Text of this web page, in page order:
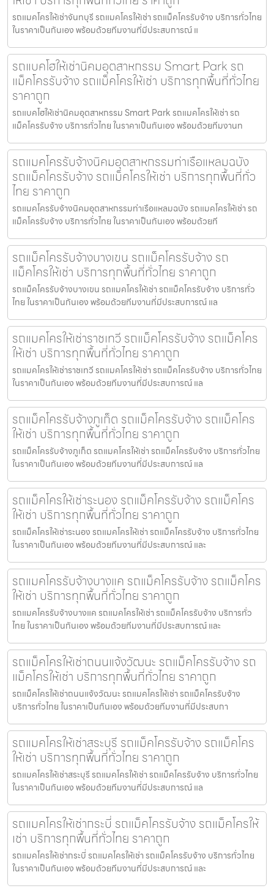
รถแมคโครให้เช่าจันทบุรี รถแมคโครให้เช่า รถแม็คโครรับจ้าง บริการทั่วไทย
ในราคาเป็นกันเอง พร้อมด้วยทีมงานที่มีประสบการณ์ แ
รถแบคโฮให้เช่านิคมอุตสาหกรรม Smart Park รถ
แม็คโครรับจ้าง รถแม็คโครให้เช่า บริการทุกพื้นที่ทั่วไทย
ราคาถูก
รถแบคโฮให้เช่านิคมอุตสาหกรรม Smart Park รถแมคโครให้เช่า รถ
แม็คโครรับจ้าง บริการทั่วไทย ในราคาเป็นกันเอง พร้อมด้วยทีมงานท
รถแมคโครรับจ้างนิคมอุตสาหกรรมท่าเรือแหลมฉบัง
รถแม็คโครรับจ้าง รถแม็คโครให้เช่า บริการทุกพื้นที่ทั่ว
ไทย ราคาถูก
รถแมคโครรับจ้างนิคมอุตสาหกรรมท่าเรือแหลมฉบัง รถแมคโครให้เช่า รถ
แม็คโครรับจ้าง บริการทั่วไทย ในราคาเป็นกันเอง พร้อมด้วยที
รถแม็คโครรับจ้างบางเขน รถแม็คโครรับจ้าง รถ
แม็คโครให้เช่า บริการทุกพื้นที่ทั่วไทย ราคาถูก
รถแม็คโครรับจ้างบางเขน รถแมคโครให้เช่า รถแม็คโครรับจ้าง บริการทั่ว
ไทย ในราคาเป็นกันเอง พร้อมด้วยทีมงานที่มีประสบการณ์ แล
รถแมคโครให้เช่าราชเทวี รถแม็คโครรับจ้าง รถแม็คโคร
ให้เช่า บริการทุกพื้นที่ทั่วไทย ราคาถูก
รถแมคโครให้เช่าราชเทวี รถแมคโครให้เช่า รถแม็คโครรับจ้าง บริการทั่วไทย
ในราคาเป็นกันเอง พร้อมด้วยทีมงานที่มีประสบการณ์ แล
รถแม็คโครรับจ้างภูเก็ต รถแม็คโครรับจ้าง รถแม็คโคร
ให้เช่า บริการทุกพื้นที่ทั่วไทย ราคาถูก
รถแม็คโครรับจ้างภูเก็ต รถแมคโครให้เช่า รถแม็คโครรับจ้าง บริการทั่วไทย
ในราคาเป็นกันเอง พร้อมด้วยทีมงานที่มีประสบการณ์ แล
รถแม็คโครให้เช่าระนอง รถแม็คโครรับจ้าง รถแม็คโคร
ให้เช่า บริการทุกพื้นที่ทั่วไทย ราคาถูก
รถแม็คโครให้เช่าระนอง รถแมคโครให้เช่า รถแม็คโครรับจ้าง บริการทั่วไทย
ในราคาเป็นกันเอง พร้อมด้วยทีมงานที่มีประสบการณ์ และ
รถแมคโครรับจ้างบางแค รถแม็คโครรับจ้าง รถแม็คโคร
ให้เช่า บริการทุกพื้นที่ทั่วไทย ราคาถูก
รถแมคโครรับจ้างบางแค รถแมคโครให้เช่า รถแม็คโครรับจ้าง บริการทั่ว
ไทย ในราคาเป็นกันเอง พร้อมด้วยทีมงานที่มีประสบการณ์ และ
รถแม็คโครให้เช่าถนนแจ้งวัฒนะ รถแม็คโครรับจ้าง รถ
แม็คโครให้เช่า บริการทุกพื้นที่ทั่วไทย ราคาถูก
รถแม็คโครให้เช่าถนนแจ้งวัฒนะ รถแมคโครให้เช่า รถแม็คโครรับจ้าง
บริการทั่วไทย ในราคาเป็นกันเอง พร้อมด้วยทีมงานที่มีประสบกา
รถแมคโครให้เช่าสระบุรี รถแม็คโครรับจ้าง รถแม็คโคร
ให้เช่า บริการทุกพื้นที่ทั่วไทย ราคาถูก
รถแมคโครให้เช่าสระบุรี รถแมคโครให้เช่า รถแม็คโครรับจ้าง บริการทั่วไทย
ในราคาเป็นกันเอง พร้อมด้วยทีมงานที่มีประสบการณ์ แล
รถแมคโครให้เช่ากระบี่ รถแม็คโครรับจ้าง รถแม็คโครให้
เช่า บริการทุกพื้นที่ทั่วไทย ราคาถูก
รถแมคโครให้เช่ากระบี่ รถแมคโครให้เช่า รถแม็คโครรับจ้าง บริการทั่วไทย
ในราคาเป็นกันเอง พร้อมด้วยทีมงานที่มีประสบการณ์ และ